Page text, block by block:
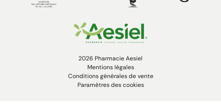
2026 Pharmacie Aesiel
Mentions légales
Conditions générales de vente
Paramètres des cookies